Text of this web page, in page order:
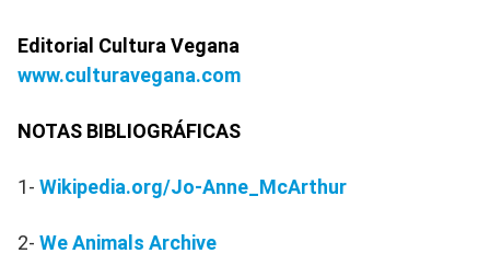
Editorial Cultura Vegana
www.culturavegana.com
NOTAS BIBLIOGRÁFICAS
1- Wikipedia.org/Jo-Anne_McArthur
2- We Animals Archive